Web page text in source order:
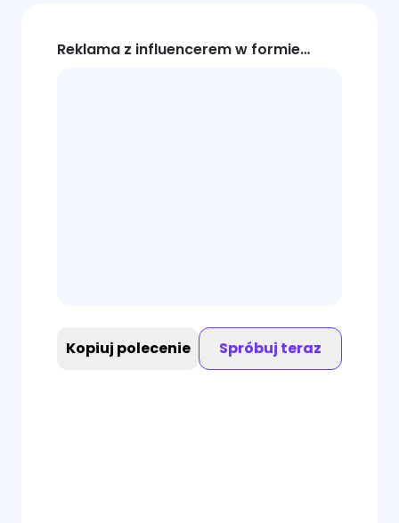
Reklama z influencerem w formie
Kopiuj polecenie Spróbuj teraz